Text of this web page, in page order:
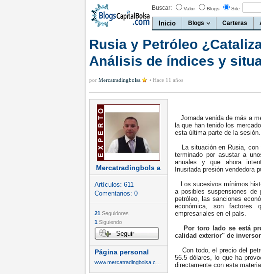
Buscar: Valor Blogs Site
Inicio Blogs Carteras
Rusia y Petróleo
Análisis de índices y
por Mercatradingbolsa • Hace 11 años
Mercatradingbols a
Artículos: 611
Comentarios: 0
21 Seguidores
1 Siguiendo
Seguir
Página personal
Jornada venida de más a
la que han tenido los
esta última parte de la sesión.
La situación en Rusia, con
terminado por asustar a
anuales y que ahora
Inusitada presión vendedora
Los sucesivos mínimos
a posibles suspensiones de
petróleo, las sanciones
económica, son factores
empresariales en el país.
Por toro lado se está
calidad exterior" de
Con todo, el precio del
56.5 dólares, lo que ha
directamente con esta